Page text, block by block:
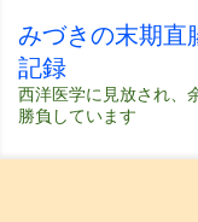
みづきの末期直
記録
西洋医学に見放され、
勝負しています